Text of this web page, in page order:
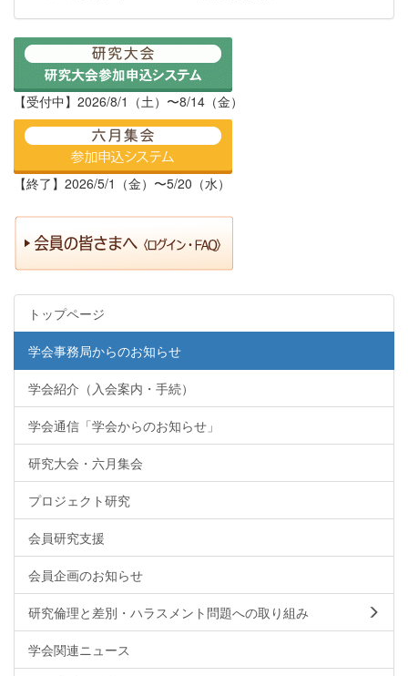
【受付中】2026/8/1（土）〜8/14（金）
【終了】2026/5/1（金）〜5/20（水）
トップページ
学会事務局からのお知らせ
学会紹介（入会案内・手続）
学会通信「学会からのお知らせ」
研究大会・六月集会
プロジェクト研究
会員研究支援
会員企画のお知らせ
研究倫理と差別・ハラスメント問題への取り組み
学会関連ニュース